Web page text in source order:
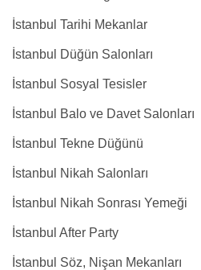
İstanbul Tarihi Mekanlar
İstanbul Düğün Salonları
İstanbul Sosyal Tesisler
İstanbul Balo ve Davet Salonları
İstanbul Tekne Düğünü
İstanbul Nikah Salonları
İstanbul Nikah Sonrası Yemeği
İstanbul After Party
İstanbul Söz, Nişan Mekanları